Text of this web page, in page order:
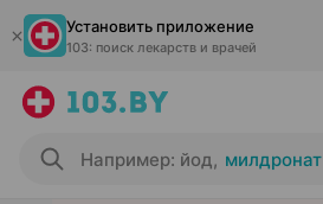
Установить приложение
103: поиск лекарств и врачей
Например: йод, милдронат